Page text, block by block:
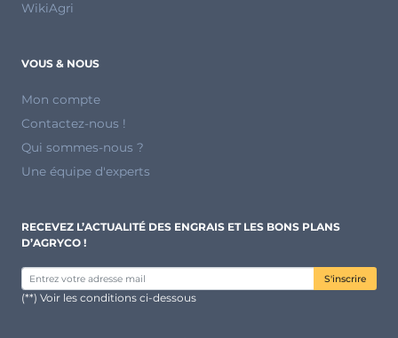
WikiAgri
VOUS & NOUS
Mon compte
Contactez-nous !
Qui sommes-nous ?
Une équipe d'experts
RECEVEZ L’ACTUALITÉ DES ENGRAIS ET LES BONS PLANS
D’AGRYCO !
S'inscrire
(**) Voir les conditions ci-dessous